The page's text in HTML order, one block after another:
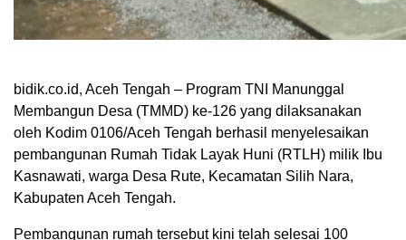
bidik.co.id, Aceh Tengah – Program TNI Manunggal
Membangun Desa (TMMD) ke-126 yang dilaksanakan
oleh Kodim 0106/Aceh Tengah berhasil menyelesaikan
pembangunan Rumah Tidak Layak Huni (RTLH) milik Ibu
Kasnawati, warga Desa Rute, Kecamatan Silih Nara,
Kabupaten Aceh Tengah.
Pembangunan rumah tersebut kini telah selesai 100